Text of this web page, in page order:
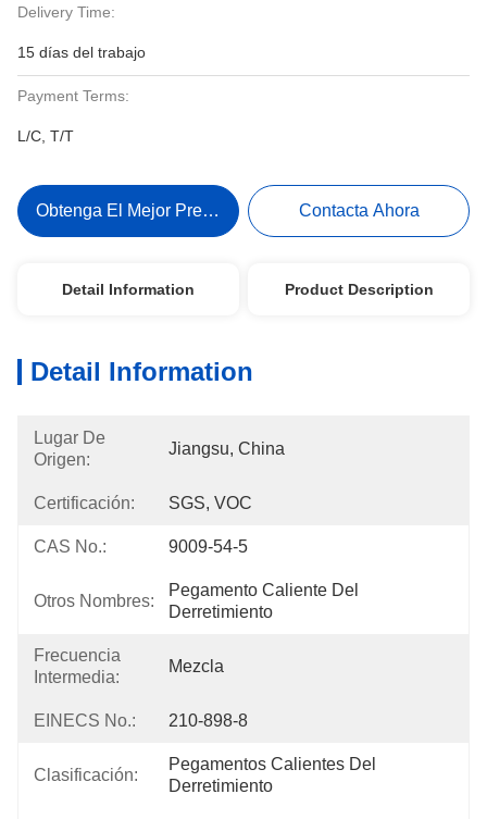
Delivery Time:
15 días del trabajo
Payment Terms:
L/C, T/T
Obtenga El Mejor Precio Contacta Ahora
Detail Information Product Description
Detail Information
Lugar De
Origen:
Jiangsu, China
Certificación: SGS, VOC
CAS No.: 9009-54-5
Otros Nombres:
Pegamento Caliente Del
Derretimiento
Frecuencia
Intermedia:
Mezcla
EINECS No.: 210-898-8
Clasificación:
Pegamentos Calientes Del
Derretimiento